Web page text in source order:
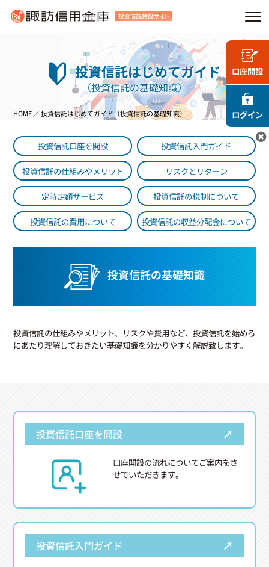
口座開設
ログイン
投資信託はじめてガイド
（投資信託の基礎知識）
HOME ／ 投資信託はじめてガイド（投資信託の基礎知識）
投資信託口座を開設 投資信託入門ガイド
投資信託の仕組みやメリット リスクとリターン
定時定額サービス 投資信託の税制について
投資信託の費用について 投資信託の収益分配金について
投資信託の基礎知識
投資信託の仕組みやメリット、リスクや費用など、投資信託を始める
にあたり理解しておきたい基礎知識を分かりやすく解説致します。
投資信託口座を開設 →
口座開設の流れについてご案内をさ
せていただきます。
投資信託入門ガイド →